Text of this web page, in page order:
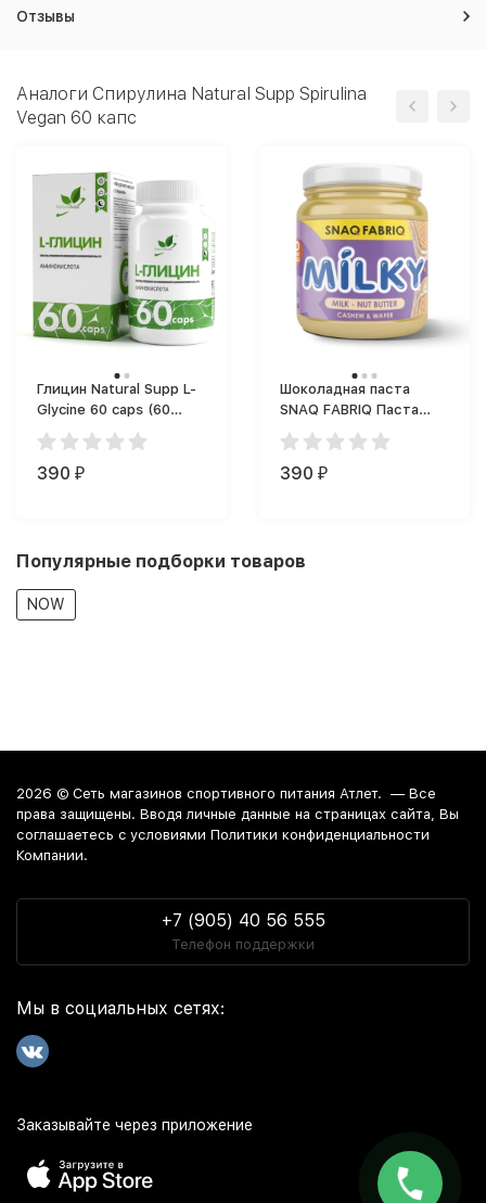
Отзывы
Аналоги Спирулина Natural Supp Spirulina
Vegan 60 капс
Глицин Natural Supp L-
Glycine 60 caps (60
капс.)
390 ₽
Шоколадная паста
SNAQ FABRIQ Паста
Milky (250 г)
390 ₽
Популярные подборки товаров
NOW
2026 © Сеть магазинов спортивного питания Атлет. — Все
права защищены. Вводя личные данные на страницах сайта, Вы
соглашаетесь c условиями Политики конфиденциальности
Компании.
+7 (905) 40 56 555
Телефон поддержки
Мы в социальных сетях:
Заказывайте через приложение